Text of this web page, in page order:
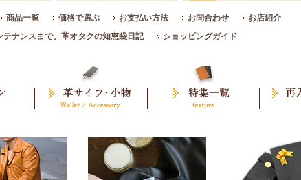
商品一覧 価格で選ぶ お支払い方法 お問合わせ
お店紹介
テナンスまで。革オタクの知恵袋日記
ショッピングガイド